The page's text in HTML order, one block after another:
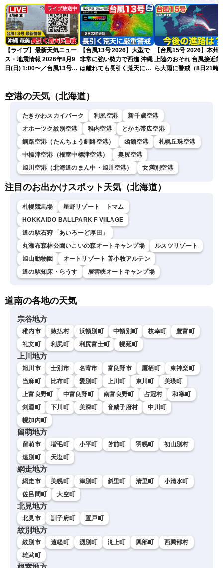
ライブ放送中
【ライブ】最新天気ニュー
ス・地震情報 2026年8月9
日(日) 1:00〜／台風13号・
LiVE〉
【台風13号 2026】大型で
非常に強い勢力で西進 沖縄
は離れても長引く荒天に厳
【台風15号 2026】本州
上陸のおそれ 台風接近前
ら大雨に警戒（8日21時
空港の天気（北海道）
たきかわスカイパーク 利尻空港
新千歳空港
オホーツク紋別空港
稚内空港
とかち帯広空港
釧路空港（たんちょう釧路空港）
函館空港
札幌丘珠空港
中標津空港（根室中標津空港）
奥尻空港
旭川空港（北海道のまん中・旭川空港）
女満別空港
注目のお出かけスポット天気（北海道）
札幌競馬場
星野リゾート トマム
HOKKAIDO BALLPARK F VIILAGE
道の駅石狩「あいろーど厚田」
丸瀬布森林公園いこいの森オートキャンプ場
ルスツリゾート
旭山動物園
オートリゾート 苫小牧アルテン
道の駅知床・らうす
層雲峡オートキャンプ場
道南の各地の天気
宗谷地方
稚内市 猿払村 浜頓別町 中頓別町 枝幸町
豊富町
礼文町
利尻町 利尻富士町 幌延町
上川地方
旭川市 士別市 名寄市 富良野市 鷹栖町
東神楽町
当麻町
比布町 愛別町 上川町 東川町
美瑛町
上富良野町
中富良野町 南富良野町 占冠村
和寒町
剣淵町
下川町 美深町 音威子府村
中川町
幌加内町
留萌地方
留萌市 増毛町 小平町 苫前町 羽幌町
初山別村
遠別町
天塩町
網走地方
網走市 美幌町 津別町 斜里町 清里町
小清水町
佐呂間町
大空町
北見地方
北見市 訓子府町 置戸町
紋別地方
紋別市 遠軽町 湧別町 滝上町 興部町
西興部村
雄武町